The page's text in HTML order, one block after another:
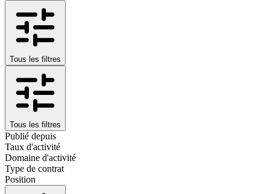
Tous les filtres
Tous les filtres
Publié depuis
Taux d'activité
Domaine d'activité
Type de contrat
Position